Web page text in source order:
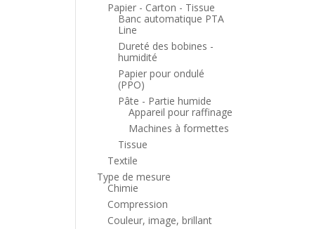
Papier - Carton - Tissue
Banc automatique PTA
Line
Dureté des bobines -
humidité
Papier pour ondulé
(PPO)
Pâte - Partie humide
Appareil pour raffinage
Machines à formettes
Tissue
Textile
Type de mesure
Chimie
Compression
Couleur, image, brillant